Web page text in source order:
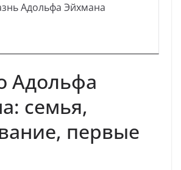
Адольфа Эйхмана
Адольфа
семья,
первые